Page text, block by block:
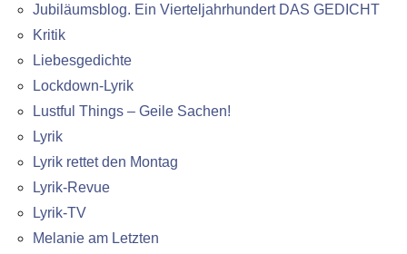
Jubiläumsblog. Ein Vierteljahrhundert DAS GEDICHT
Kritik
Liebesgedichte
Lockdown-Lyrik
Lustful Things – Geile Sachen!
Lyrik
Lyrik rettet den Montag
Lyrik-Revue
Lyrik-TV
Melanie am Letzten